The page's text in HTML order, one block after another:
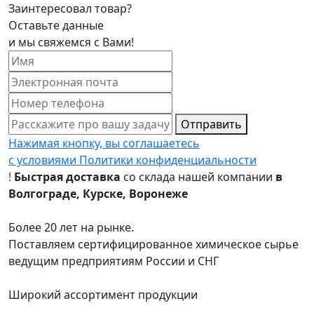
Заинтересовал товар?
Оставьте данные
и мы свяжемся с Вами!
Отправить
Нажимая кнопку, вы соглашаетесь
с условиями Политики конфиденциальности
! Быстрая доставка со склада нашей компании в
Волгограде, Курске, Воронеже
Более 20 лет на рынке.
Поставляем сертифицированное химическое сырье
ведущим предприятиям России и СНГ
Широкий ассортимент продукции